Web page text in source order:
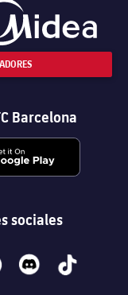
Barcelona
sociales
discord tiktok